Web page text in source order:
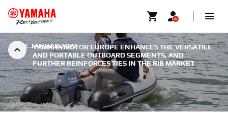
YAMAHA MOTOR EUROPE ENHANCES THE VERSATILE
AND PORTABLE OUTBOARD SEGMENTS, AND
FURTHER REINFORCES TIES IN THE RIB MARKET
19. JANUAR 2022